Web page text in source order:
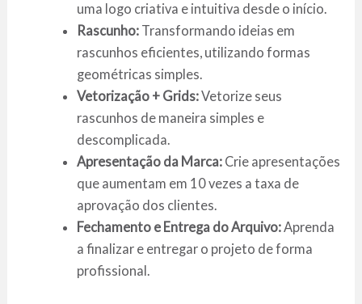
uma logo criativa e intuitiva desde o início.
Rascunho:Transformando ideias em
rascunhos eficientes, utilizando formas
geométricas simples.
Vetorização + Grids:Vetorize seus
rascunhos de maneira simples e
descomplicada.
Apresentação da Marca:Crie apresentações
que aumentam em 10 vezes a taxa de
aprovação dos clientes.
Fechamento e Entrega do Arquivo:Aprenda
a finalizar e entregar o projeto de forma
profissional.